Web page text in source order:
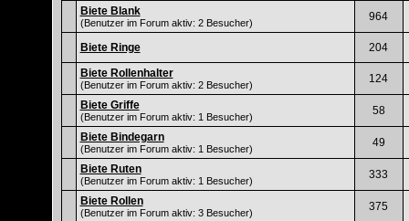
Biete Blank
(Benutzer im Forum aktiv: 2 Besucher) 964
Biete Ringe
204
Biete Rollenhalter
(Benutzer im Forum aktiv: 2 Besucher) 124
Biete Griffe
(Benutzer im Forum aktiv: 1 Besucher) 58
Biete Bindegarn
(Benutzer im Forum aktiv: 1 Besucher) 49
Biete Ruten
(Benutzer im Forum aktiv: 1 Besucher) 333
Biete Rollen
(Benutzer im Forum aktiv: 3 Besucher) 375